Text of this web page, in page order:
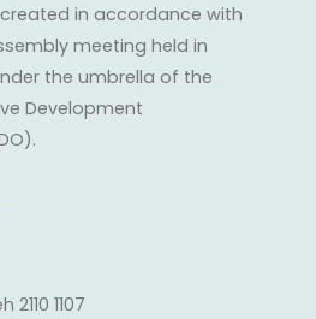
in accordance with
meeting held in
the umbrella of the
Development
2110 1107